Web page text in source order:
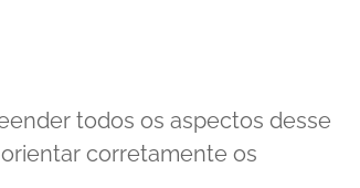
todos os aspectos desse
corretamente os